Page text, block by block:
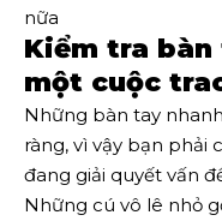
nữa
Kiểm tra
một cuộc
Những bàn tay
ràng, vì vậy bạn phải
đang giải quyết vấn
Những cú vô lê nhỏ